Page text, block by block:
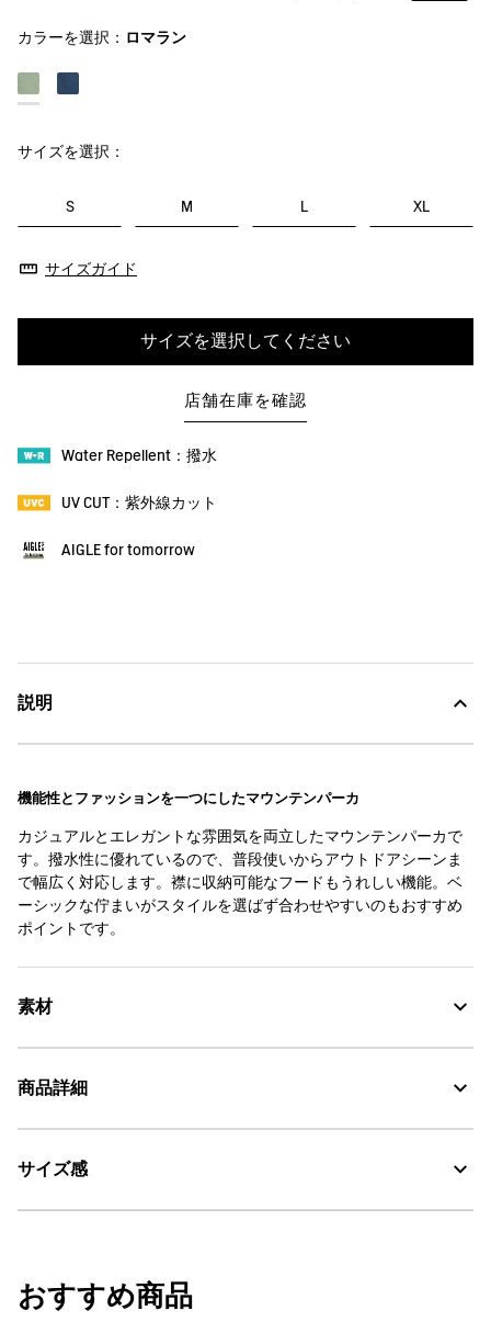
カラーを選択： ロマラン
サイズを選択：
S M L XL
サイズガイド
サイズを選択してください
店舗在庫を確認
Water Repellent：撥水
UV CUT：紫外線カット
AIGLE for tomorrow
説明
機能性とファッションを一つにしたマウンテンパーカ
カジュアルとエレガントな雰囲気を両立したマウンテンパーカで
す。撥水性に優れているので、普段使いからアウトドアシーンま
で幅広く対応します。襟に収納可能なフードもうれしい機能。ベ
ーシックな佇まいがスタイルを選ばず合わせやすいのもおすすめ
ポイントです。
素材
素材の特徴
AIGLE for tomorrow
商品詳細
・色：ロマラン (005)
サイズ感
レギュラーフィット
おすすめ商品